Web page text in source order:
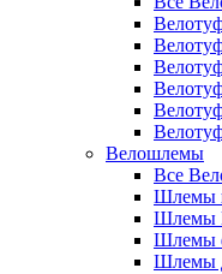
Велошлемы
Все
Шлемы
Шлемы
Шлемы
Шлемы